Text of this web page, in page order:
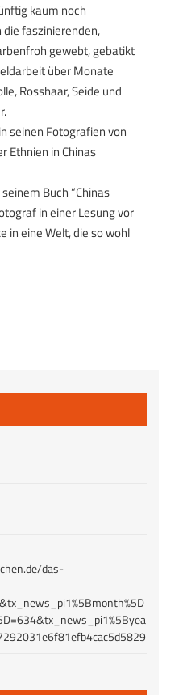
kaum noch
faszinierenden,
gewebt, gebatikt
über Monate
Rosshaar, Seide und
seinen Fotografien von
Ethnien in Chinas
Buch “Chinas
in einer Lesung vor
in eine Welt, die so wohl
das-